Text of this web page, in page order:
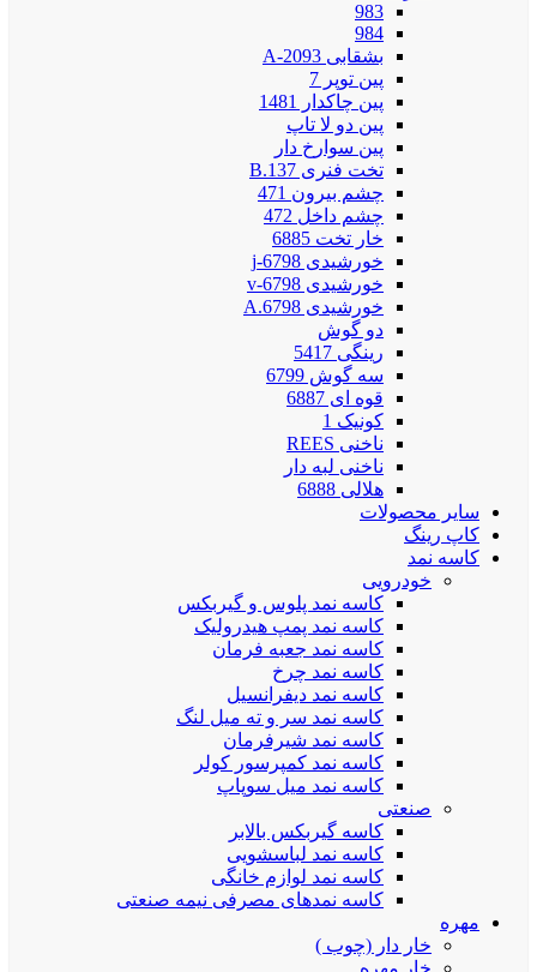
983
984
بشقابی 2093-A
پین توپر 7
پین چاکدار 1481
پین دو لا تاپ
پین سوارخ دار
تخت فنری 137.B
چشم بیرون 471
چشم داخل 472
خار تخت 6885
خورشیدی 6798-j
خورشیدی 6798-v
خورشیدی 6798.A
دو گوش
رینگی 5417
سه گوش 6799
قوه ای 6887
کونیک 1
ناخنی REES
ناخنی لبه دار
هلالی 6888
سایر محصولات
کاپ رینگ
کاسه نمد
خودرویی
کاسه نمد پلوس و گیربکس
کاسه نمد پمپ هیدرولیک
کاسه نمد جعبه فرمان
کاسه نمد چرخ
کاسه نمد دیفرانسیل
کاسه نمد سر و ته میل لنگ
کاسه نمد شیرفرمان
کاسه نمد کمپرسور کولر
کاسه نمد میل سوپاپ
صنعتی
کاسه گیربکس بالابر
کاسه نمد لباسشویی
کاسه نمد لوازم خانگی
کاسه نمدهای مصرفی نیمه صنعتی
مهره
خار دار (چوب )